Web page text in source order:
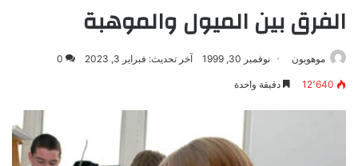
الفرق بين الميول والموهبة
موهوبون نوفمبر 30, 1999 آخر تحديث: فبراير 3, 2023 0
12٬640 دقيقة واحدة